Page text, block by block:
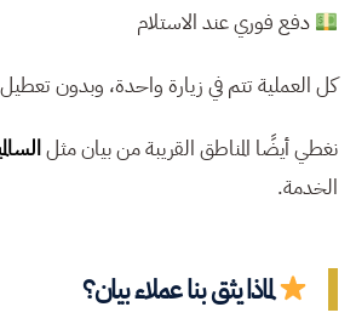
دفع فوري عند الاستلام
كل العملية تتم في زيارة واحدة، وبدون
نغطي أيضًا المناطق القريبة من بيان مثل
الخدمة.
لماذا يثق بنا عملاء بيان؟